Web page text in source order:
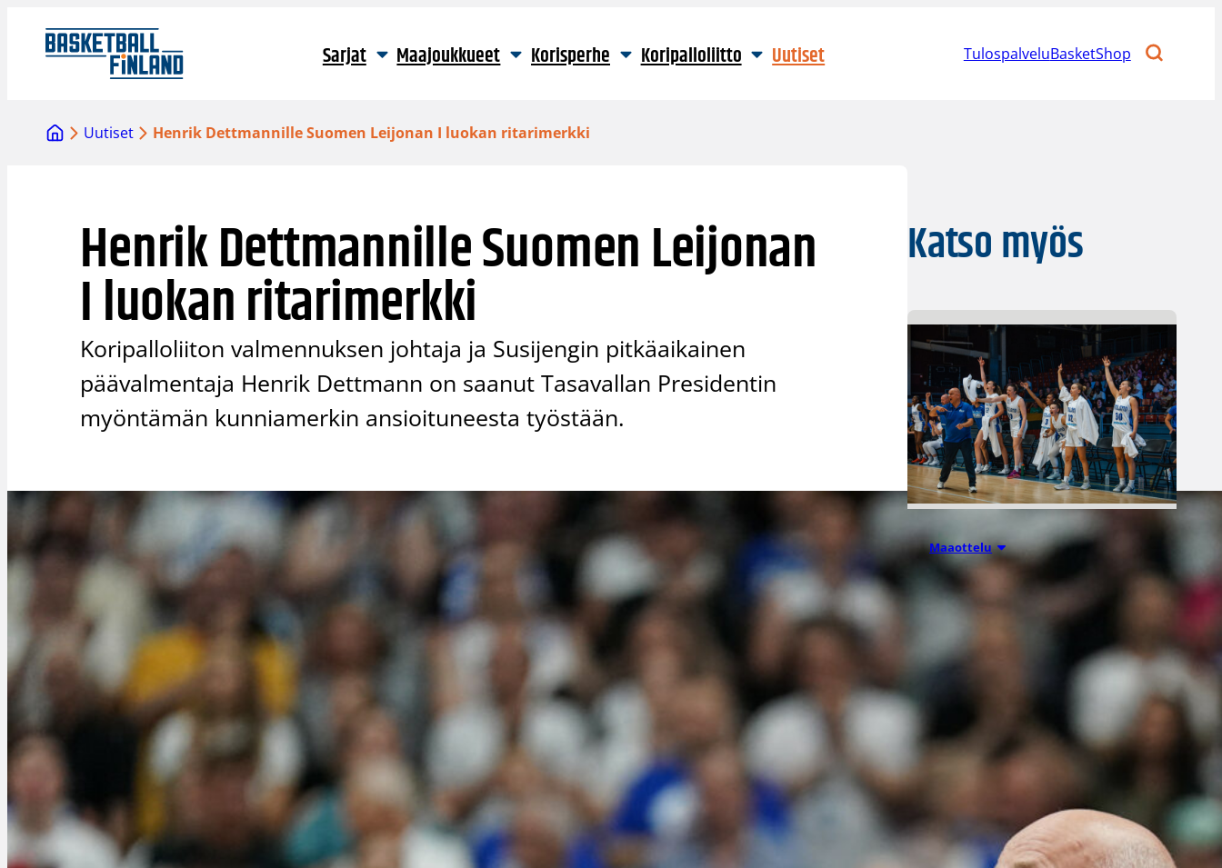
sisältöön
Sarjat Maajoukkueet Korisperhe Koripalloliitto Uutiset TulospalveluBasketShop
Uutiset Henrik Dettmannille Suomen Leijonan I luokan ritarimerkki
Henrik Dettmannille Suomen Leijonan
I luokan ritarimerkki
Koripalloliiton valmennuksen johtaja ja Susijengin pitkäaikainen
päävalmentaja Henrik Dettmann on saanut Tasavallan Presidentin
myöntämän kunniamerkin ansioituneesta työstään.
Katso myös
Maaottelu 06.08.2026 21:44
Susiladiesin
puolustus
rautaa
Tukholmassa
–
harvinaislaatu